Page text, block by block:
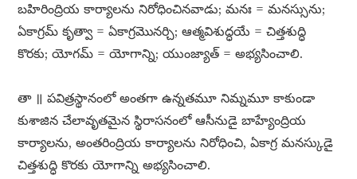
బహిరింద్రియ కార్యాలను నిరోధించినవాడు; మనః = మనస్సును;
ఏకాగ్రమ్​ కృత్వా = ఏకాగ్రమొనర్చి; ఆత్మవిశుద్ధయే = చిత్తశుద్ధి
కొరకు; యోగమ్​ = యోగాన్ని; యుంజ్యాత్​ = అభ్యసించాలి.
తా ॥ పవిత్రస్థానంలో అంతగా ఉన్నతమూ నిమ్నమూ కాకుండా
కుశాజిన చేలావృతమైన స్థిరాసనంలో ఆసీనుడై బాహ్యేంద్రియ
కార్యాలను, అంతరింద్రియ కార్యాలను నిరోధించి, ఏకాగ్ర మనస్కుడై
చిత్తశుద్ధి కొరకు యోగాన్ని అభ్యసించాలి.